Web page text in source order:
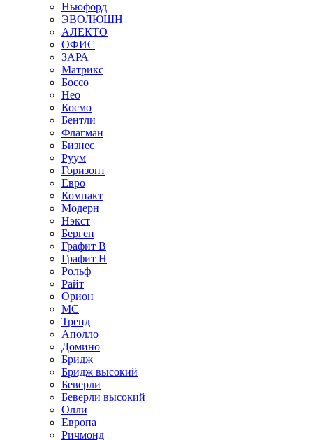
Ньюфорд
ЭВОЛЮШН
АЛЕКТО
ОФИС
ЗАРА
Матрикс
Боссо
Нео
Космо
Бентли
Флагман
Бизнес
Руум
Горизонт
Евро
Компакт
Модерн
Нэкст
Берген
Графит В
Графит Н
Рольф
Райт
Орион
МС
Тренд
Аполло
Домино
Бридж
Бридж высокий
Беверли
Беверли высокий
Олли
Европа
Ричмонд